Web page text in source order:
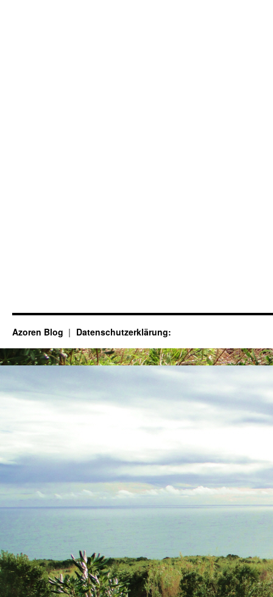
Azoren Blog Datenschutzerklärung: